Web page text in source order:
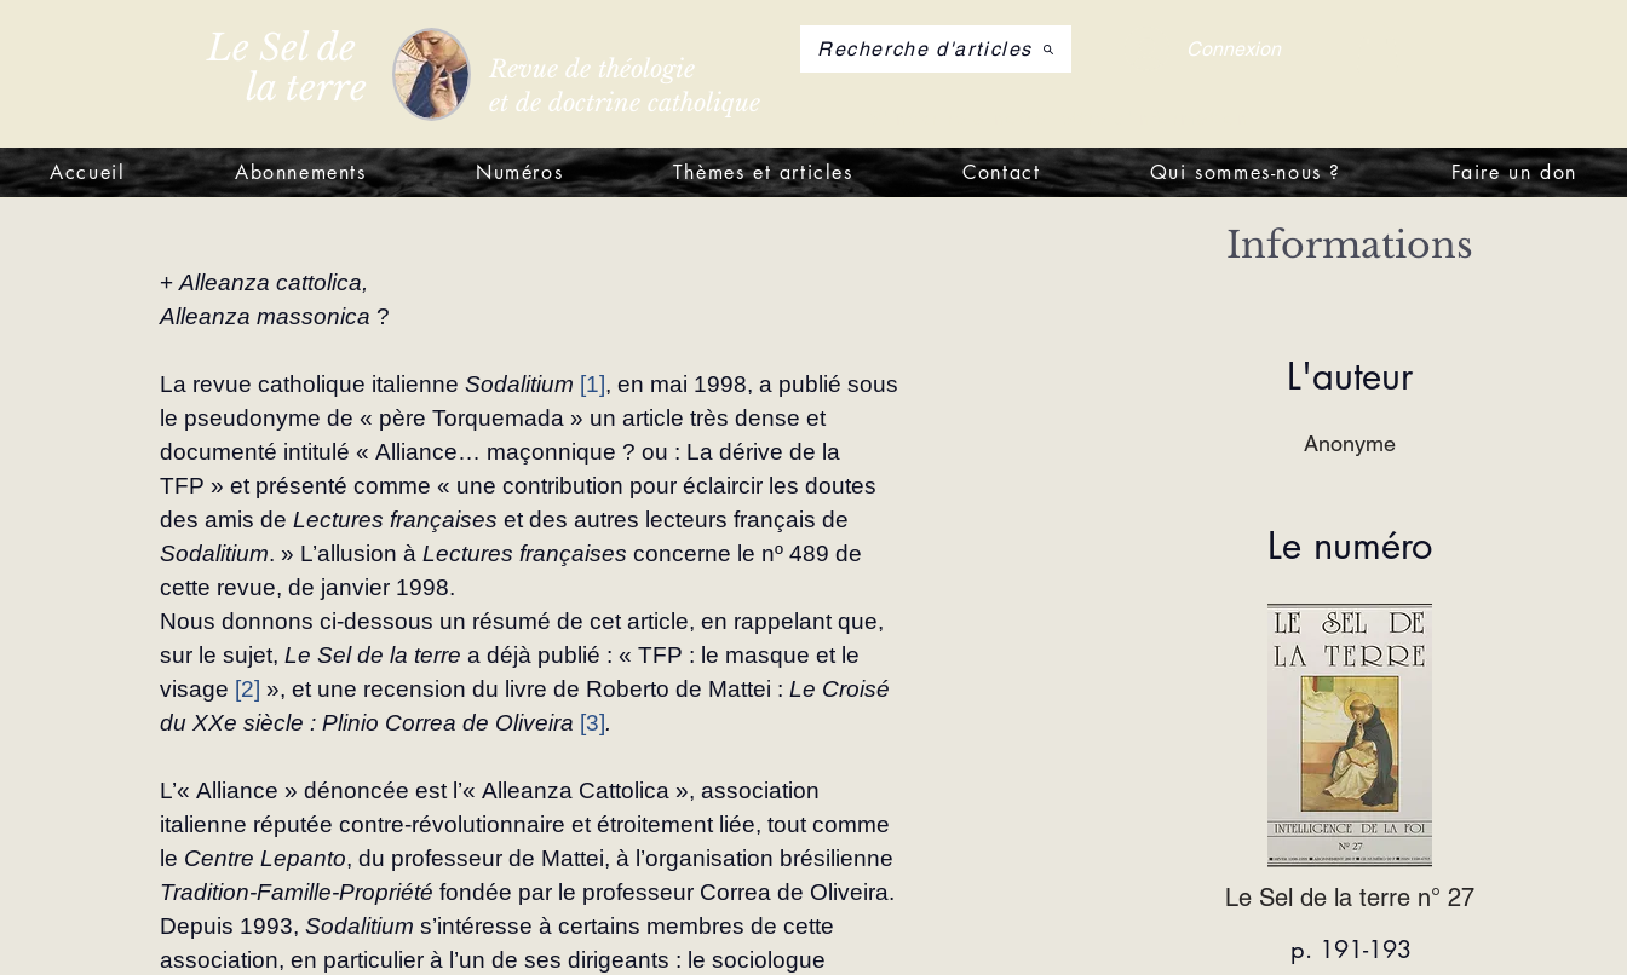
Le Sel de
la terre
Revue de théologie
et de doctrine catholique
Recherche d'articles Connexion
Accueil Abonnements Numéros Thèmes et articles Contact Qui sommes-nous ? Faire un don
+ Alleanza cattolica,
Alleanza massonica ?
La revue catholique italienne Sodali­tium [1], en mai 1998, a publié sous
le pseudonyme de « père Torquemada » un article très dense et
documenté intitulé « Alliance… maçonnique ? ou : La dérive de la
TFP » et présenté comme « une contribution pour éclaircir les doutes
des amis de Lectures françaises et des autres lec­teurs français de
Sodalitium. » L’allusion à Lectures françaises concerne le nº 489 de
cette revue, de janvier 1998.
Nous donnons ci-dessous un résumé de cet article, en rappelant que,
sur le sujet, Le Sel de la terre a déjà publié : « TFP : le masque et le
visage [2] », et une recension du livre de Roberto de Mattei : Le Croisé
du XXe siècle : Plinio Correa de Oliveira [3].
L’« Alliance » dénoncée est l’« Alleanza Cattolica », association
italienne réputée contre-révolutionnaire et étroitement liée, tout comme
le Centre Lepanto, du profes­seur de Mattei, à l’organisation brésilienne
Tradition-Famille-Propriété fondée par le professeur Correa de Oliveira.
Depuis 1993, Sodalitium s’intéresse à certains membres de cette
association, en particulier à l’un de ses dirigeants : le socio­logue
Informations
L'auteur
Anonyme
Le numéro
Le Sel de la terre n° 27
p. 191-193